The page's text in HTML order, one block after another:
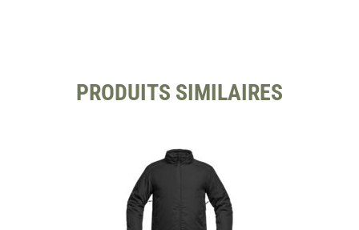
PRODUITS SIMILAIRES